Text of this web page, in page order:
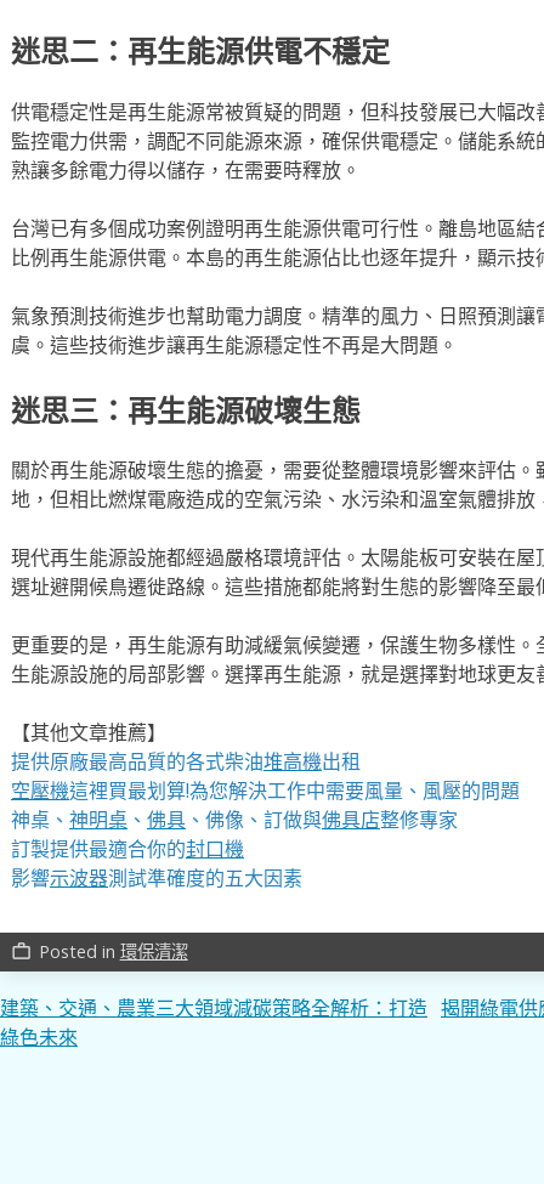
迷思二：再生能源供電不穩定
供電穩定性是再生能源常被質疑的問題，但科技發展已大幅
監控電力供需，調配不同能源來源，確保供電穩定。儲能系
熟讓多餘電力得以儲存，在需要時釋放。
台灣已有多個成功案例證明再生能源供電可行性。離島地區
比例再生能源供電。本島的再生能源佔比也逐年提升，顯示
氣象預測技術進步也幫助電力調度。精準的風力、日照預測
虞。這些技術進步讓再生能源穩定性不再是大問題。
迷思三：再生能源破壞生態
關於再生能源破壞生態的擔憂，需要從整體環境影響來評估
地，但相比燃煤電廠造成的空氣污染、水污染和溫室氣體排
現代再生能源設施都經過嚴格環境評估。太陽能板可安裝在
選址避開候鳥遷徙路線。這些措施都能將對生態的影響降至最
更重要的是，再生能源有助減緩氣候變遷，保護生物多樣性
生能源設施的局部影響。選擇再生能源，就是選擇對地球更友
【其他文章推薦】
提供原廠最高品質的各式柴油堆高機出租
空壓機這裡買最划算!為您解決工作中需要風量、風壓的問題
神桌、 神明桌、 佛具、佛像、訂做與佛具店整修專家
訂製提供最適合你的封口機
影響示波器測試準確度的五大因素
work_outline Posted in 環保清潔
文
章
建築、交通、農業三大領域減碳策略全解析：打造
綠色未來
揭開綠電